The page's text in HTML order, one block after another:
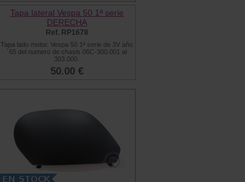
Tapa lateral Vespa 50 1ª serie
DERECHA
Ref. RP1678
Tapa lado motor. Vespa 50 1ª serie de 3V año
´65 del numero de chasis 06C-300.001 al
303.000.
50.00 €